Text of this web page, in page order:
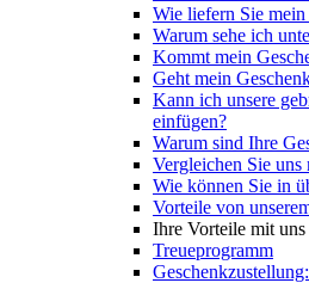
Wie liefern Sie
Warum sehe ich
Kommt mein
Geht mein
Kann ich unsere
einfügen?
Warum sind Ihre
Vergleichen Sie
Wie können Sie in
Vorteile von
Ihre Vorteile mit uns
Treueprogramm